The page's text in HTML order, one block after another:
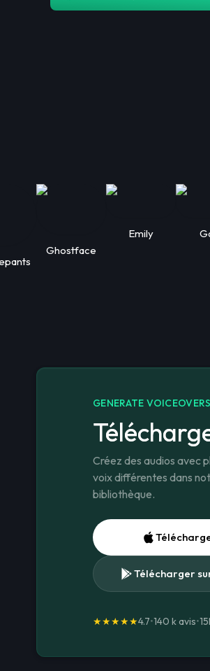
Ghostface
Emily
GENERATE
Créez des audios avec
voix différentes dans
bibliothèque.
Télécharger
★★★★★4.7•140 k avis•